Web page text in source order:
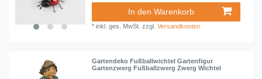
In den Warenkorb
*inkl. ges. MwSt. zzgl.Versandkosten
Gartendeko Fußballwichtel Gartenfigur
Gartenzwerg Fußballzwerg Zwerg Wichtel